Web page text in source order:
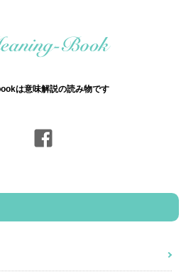
は意味解説の読み物です